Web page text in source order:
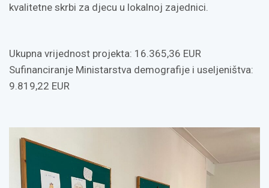
kvalitetne skrbi za djecu u lokalnoj zajednici.
Ukupna vrijednost projekta: 16.365,36 EUR
Sufinanciranje Ministarstva demografije i useljeništva:
9.819,22 EUR